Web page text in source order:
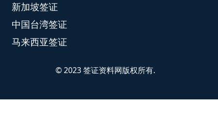
新加坡签证
中国台湾签证
马来西亚签证
© 2023 签证资料网版权所有.